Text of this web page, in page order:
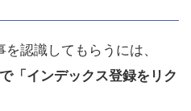
認識してもらうには、
で「インデックス登録をリク